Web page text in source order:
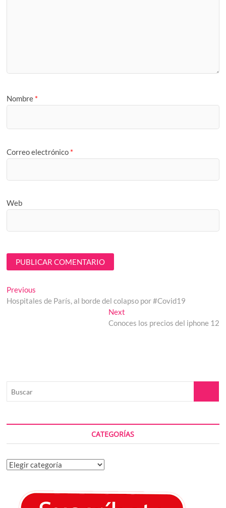
Nombre *
Correo electrónico *
Web
Navegación
de
Previous
post:
Hospitales de París, al borde del colapso por #Covid19
NextNext
post:
Conoces los precios del iphone 12
CATEGORÍAS
Categorías